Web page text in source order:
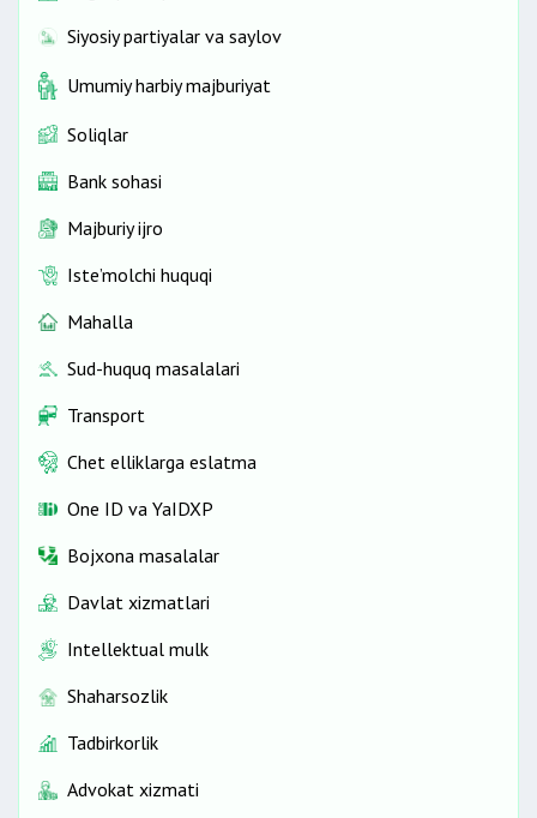
Siyosiy partiyalar va saylov
Umumiy harbiy majburiyat
Soliqlar
Bank sohasi
Majburiy ijro
Iste’molchi huquqi
Mahalla
Sud-huquq masalalari
Transport
Chet elliklarga eslatma
One ID vа YaIDXP
Bojxona masalalar
Davlat xizmatlari
Intellektual mulk
Shaharsozlik
Tadbirkorlik
Advokat xizmati